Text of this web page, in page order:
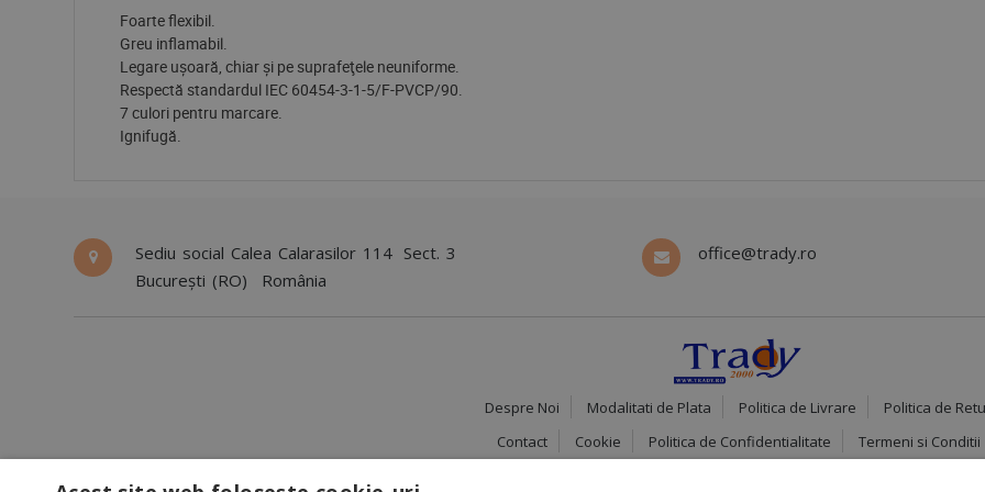
Foarte flexibil.
Greu inflamabil.
Legare uşoară, chiar şi pe suprafeţele neuniforme.
Respectă standardul IEC 60454-3-1-5/F-PVCP/90.
7 culori pentru marcare.
Ignifugă.
Sediu social Calea Calarasilor 114 Sect. 3
București (RO)
România
office@trady.ro
Despre Noi Modalitati de Plata Politica de Livrare
Politica de
Contact
Cookie Politica de Confidentialitate Termeni si Conditii